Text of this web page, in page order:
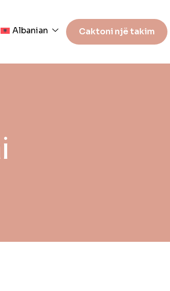
Albanian Caktoni një takim
i